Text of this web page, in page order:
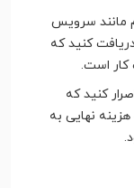
مانند سرویس
کنید که
کار است.
کنید که
نهایی به